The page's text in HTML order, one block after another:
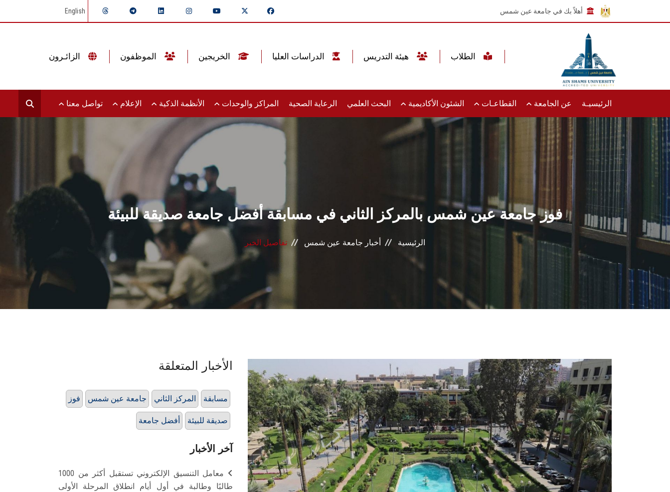
أهلاً بك في جامعة عين شمس English
الرئيسيـة عن الجامعة القطاعـات الشئون الأكاديمية البحث العلمي الرعاية الصحية المراكز والوحدات الأنظمة الذكية الإعلام تواصل معنا
فوز جامعة عين شمس بالمركز الثاني في مسابقة أفضل جامعة صديقة للبيئة
الرئيسية أخبار جامعة عين شمس تفاصيل الخبر
الأخبار المتعلقة
فوز جامعة عين شمس المركز الثاني مسابقة
أفضل جامعة صديقة للبيئة
آخر الأخبار
معامل التنسيق الإلكتروني تستقبل أكثر من 1000
طالبًا وطالبة في أول أيام انطلاق المرحلة الأولى